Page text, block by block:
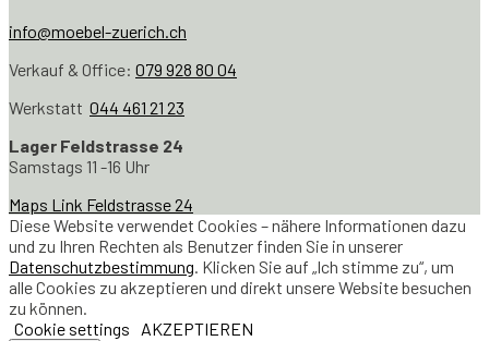
info@moebel-zuerich.ch
Verkauf & Office: 079 928 80 04
Werkstatt 044 461 21 23
Lager Feldstrasse 24
Samstags 11 -16 Uhr
Maps Link Feldstrasse 24
Diese Website verwendet Cookies – nähere Informationen dazu
und zu Ihren Rechten als Benutzer finden Sie in unserer
Datenschutzbestimmung. Klicken Sie auf „Ich stimme zu“, um
alle Cookies zu akzeptieren und direkt unsere Website besuchen
zu können.
Cookie settings
AKZEPTIEREN